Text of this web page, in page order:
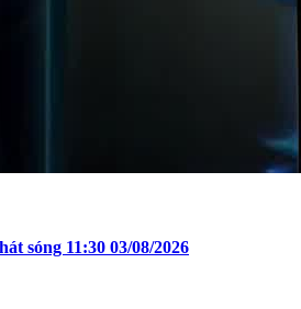
sóng 11:30 03/08/2026